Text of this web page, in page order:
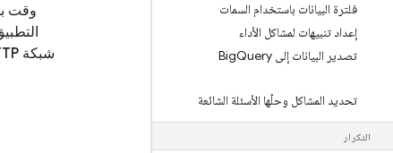
فلترة البيانات باستخدام السمات
إعداد تنبيهات لمشاكل الأداء
تصدير البيانات إلى Big Query
تحديد المشاكل وحلّها الأسئلة الشائعة
التكرار
وقت
شبكة HTTP المزيد